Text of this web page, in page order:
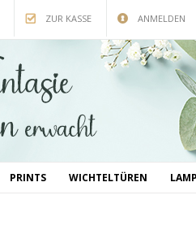
ZUR KASSE ANMELDEN
PRINTS WICHTELTÜREN